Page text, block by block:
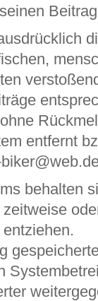
entfernt
behalten